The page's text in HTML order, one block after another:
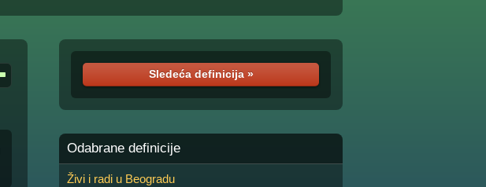
Sledeća definicija »
Odabrane definicije
Živi i radi u Beogradu